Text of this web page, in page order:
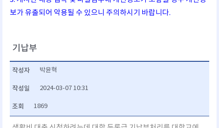
보가 유출되어 악용될 수 있으니 주의하시기 바랍니다.
기납부
작성자 박윤혁
작성일 2024-03-07 10:31
조회 1869